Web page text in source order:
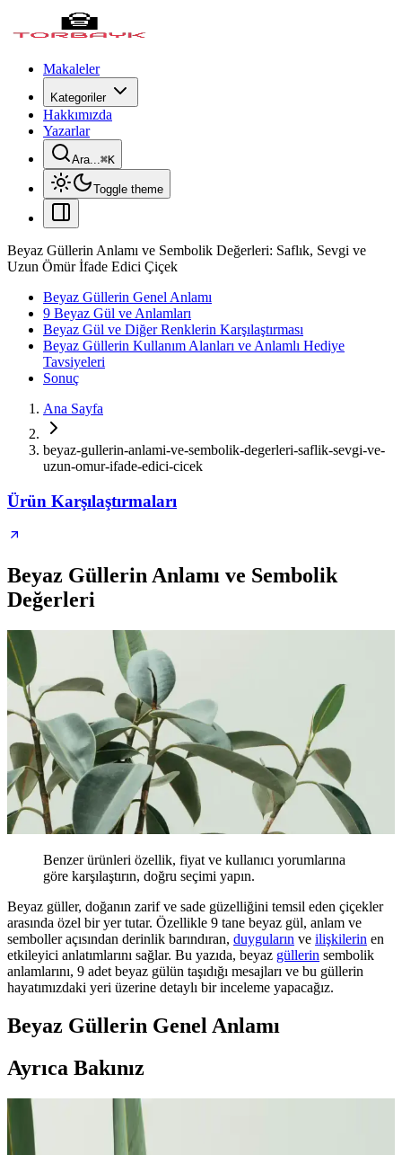
Makaleler
Kategoriler
Hakkımızda
Yazarlar
Ara...⌘K
Toggle theme
Beyaz Güllerin Anlamı ve Sembolik Değerleri: Saflık, Sevgi ve
Uzun Ömür İfade Edici Çiçek
Beyaz Güllerin Genel Anlamı
9 Beyaz Gül ve Anlamları
Beyaz Gül ve Diğer Renklerin Karşılaştırması
Beyaz Güllerin Kullanım Alanları ve Anlamlı Hediye
Tavsiyeleri
Sonuç
Ana Sayfa
beyaz-gullerin-anlami-ve-sembolik-degerleri-saflik-sevgi-ve-
uzun-omur-ifade-edici-cicek
Ürün Karşılaştırmaları
Beyaz Güllerin Anlamı ve Sembolik
Değerleri
Benzer ürünleri özellik, fiyat ve kullanıcı yorumlarına
göre karşılaştırın, doğru seçimi yapın.
Beyaz güller, doğanın zarif ve sade güzelliğini temsil eden çiçekler
arasında özel bir yer tutar. Özellikle 9 tane beyaz gül, anlam ve
semboller açısından derinlik barındıran, duyguların ve ilişkilerin en
etkileyici anlatımlarını sağlar. Bu yazıda, beyaz güllerin sembolik
anlamlarını, 9 adet beyaz gülün taşıdığı mesajları ve bu güllerin
hayatımızdaki yeri üzerine detaylı bir inceleme yapacağız.
Beyaz Güllerin Genel Anlamı
Ayrıca Bakınız
Beyaz Gül Fiyatları ve Renklerin Anlamı Moda ve
Çiçek Dünyasında